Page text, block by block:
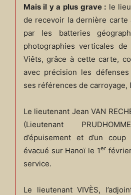
Mais il y a plus grave : le
de recevoir la dernière carte
par les batteries
photographies verticales de
Viêts, grâce à cette carte,
avec précision les
ses références de carroyage,
Le lieutenant Jean VAN
(Lieutenant
d’épuisement et d’un
évacué sur Hanoï le 1er
service.
Le lieutenant VIVÈS,